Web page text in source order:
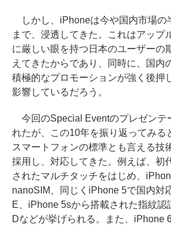
しかし、iPhoneは今や国内市場の
まで、浸透してきた。これはアップ
に厳しい眼を持つ日本のユーザーの
えてきたからであり、同時に、国内
積極的なプロモーションが強く後押
影響しているだろう。
今回のSpecial Eventのプレゼンテ
れたが、この10年を振り返ってみる
スマートフォンの標準とも言える技
採用し、対応してきた。例えば、初
されたマルチタッチをはじめ、
nanoSIM、同じくiPhone 5で国内対
E、iPhone 5sから搭載された指紋認
Dなどが挙げられる。また、iPhone